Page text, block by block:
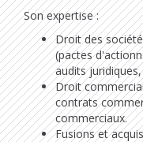
Son expertise :
Droit des
(pactes
audits
Droit
contrats
commerciaux.
Fusions et